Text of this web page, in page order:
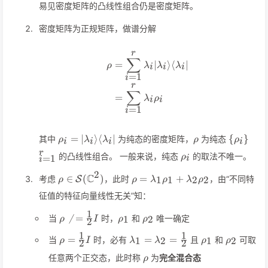
易见密度矩阵的凸线性组合仍是密度矩阵。
密度矩阵为正规矩阵，做谱分解
\begin{align*}
ρ =
i=1
∑
r
λi ∣λi⟩ ⟨λi ∣
=
i=1
∑
r
λiρi
其中 ρi = λi⟩ ⟨λi 为纯态的密度矩阵， \rho
ρ 为纯态 \
{ ρi }
i=1
r 的凸线性组合。 一般来说，纯态 \rho_i
ρi 的取法不唯一。
考虑 \rho\in\mathcal{S}
(\mathbb{C}^2)
ρ ∈ S(C2) ，此时 ρ = λ1ρ1 + λ2ρ2 ，由“不同特
征值的特征向量线性无关”知：
当 \rho\neq
\frac 12I
ρ = 2
1 I时， \rho_1
ρ1 和 \rho_2
ρ2 唯一确定
当 \rho
=
\frac
ρ = 2
1 I时，必有 \lambda_1=\lambda_2=\frac
λ1 = λ2 = 2
1 且 \rho_1
ρ1 和 \rho_2
ρ2 可取
任意两个正交态，此时称 \rho
ρ 为完全混合态